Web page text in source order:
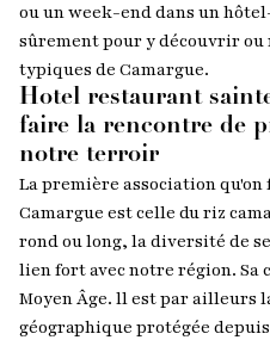
ou un week-end dans un
sûrement pour y découvrir
typiques de Camargue.
Hotel restaurant
faire la rencontre de
notre terroir
La première association
Camargue est celle du riz
rond ou long, la diversité de
lien fort avec notre région.
Moyen Âge. ll est par ailleurs
géographique protégée depuis